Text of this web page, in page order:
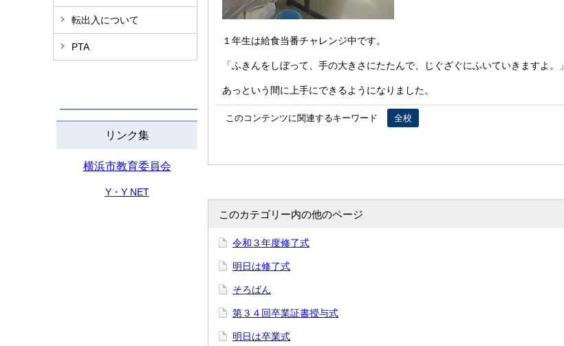
転出入について
PTA
リンク集
横浜市教育委員会
Y・Y NET
１年生は給食当番チャレンジ中です。
「ふきんをしぼって、手の大きさにたたんで、じぐざぐにふいていきますよ。」
あっという間に上手にできるようになりました。
このコンテンツに関連するキーワード 全校
このカテゴリー内の他のページ
令和３年度修了式
明日は修了式
そろばん
第３４回卒業証書授与式
明日は卒業式